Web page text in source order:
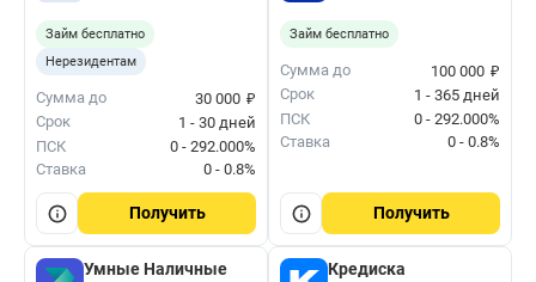
Займ бесплатно
Нерезидентам
Сумма до 30 000 ₽
Срок
1 - 30 дней
ПСК
0 - 292.000%
Ставка
0 - 0.8%
Получить
Займ бесплатно
Сумма до 100 000 ₽
Срок
1 - 365 дней
ПСК
0 - 292.000%
Ставка
0 - 0.8%
Получить
Умные Наличные Кредиска